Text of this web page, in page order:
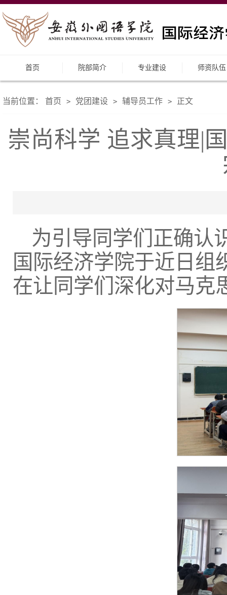
首页 院部简介 专业建设 师资队伍
当前位置： 首页 > 党团建设 > 辅导员工作 > 正文
崇尚科学 追求真理|
为引导同学们正确认
国际经济学院于近日组
在让同学们深化对马克